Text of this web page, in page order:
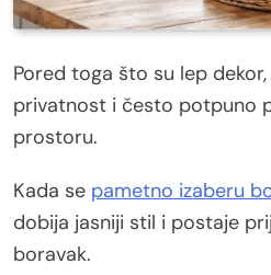
Pored toga što su lep
privatnost i često potpuno
prostoru.
Kada se pametno izaberu
dobija jasniji stil i postaje
boravak.